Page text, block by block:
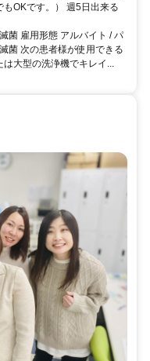
OKです。） 週5日出来る
菌 雇用形態 アルバイト / パ
菌 次の患者様が使用できる
大型の洗浄機でキレイ...